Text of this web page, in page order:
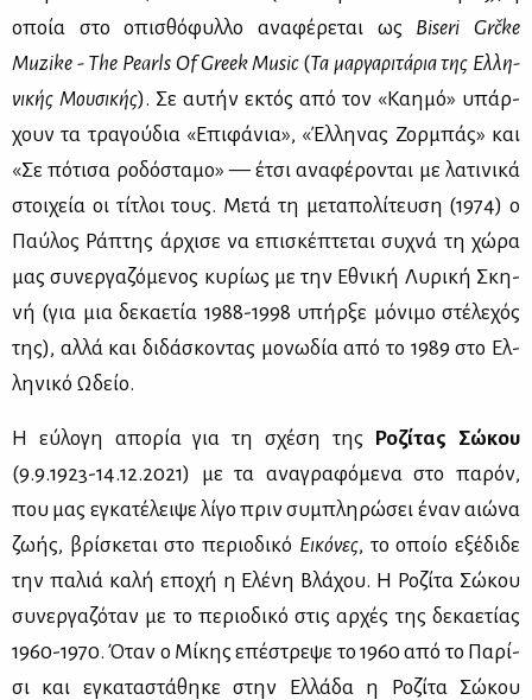
οποία στο οπι­σθό­φυλ­λο ανα­φέ­ρε­ται ως Biseri Grčke
Muzike - The Pearls Of Greek Music(Τα μαρ­γα­ρι­τά­ρια της Ελ­λη­
νι­κής Μου­σι­κής). Σε αυ­τήν εκτός από τον «Καη­μό» υπάρ­
χουν τα τρα­γού­δια «Επι­φά­νια», «Έλ­λη­νας Ζορ­μπάς» και
«Σε πό­τι­σα ρο­δό­στα­μο» — έτσι ανα­φέ­ρο­νται με λα­τι­νι­κά
στοι­χεία οι τί­τλοι τους. Με­τά τη με­τα­πο­λί­τευ­ση (1974) ο
Παύ­λος Ρά­πτης άρ­χι­σε να επι­σκέ­πτε­ται συ­χνά τη χώ­ρα
μας συ­νερ­γα­ζό­με­νος κυ­ρί­ως με την Εθνι­κή Λυ­ρι­κή Σκη­
νή (για μια δε­κα­ε­τία 1988-1998 υπήρ­ξε μό­νι­μο στέ­λε­χός
της), αλ­λά και δι­δά­σκο­ντας μο­νω­δία από το 1989 στο Ελ­
λη­νι­κό Ωδείο.
Η εύ­λο­γη απο­ρία για τη σχέ­ση της Ρο­ζί­τας Σώ­κου
(9.9.1923-14.12.2021) με τα ανα­γρα­φό­με­να στο πα­ρόν,
που μας εγκα­τέ­λει­ψε λί­γο πριν συ­μπλη­ρώ­σει έναν αιώ­να
ζω­ής, βρί­σκε­ται στο πε­ριο­δι­κό Ει­κό­νες, το οποίο εξέ­δι­δε
την πα­λιά κα­λή επο­χή η Ελέ­νη Βλά­χου. Η Ρο­ζί­τα Σώ­κου
συ­νερ­γα­ζό­ταν με το πε­ριο­δι­κό στις αρ­χές της δε­κα­ε­τί­ας
1960-1970. Όταν ο Μί­κης επέ­στρε­ψε το 1960 από το Πα­ρί­
σι και εγκα­τα­στά­θη­κε στην Ελ­λά­δα η Ρο­ζί­τα Σώ­κου